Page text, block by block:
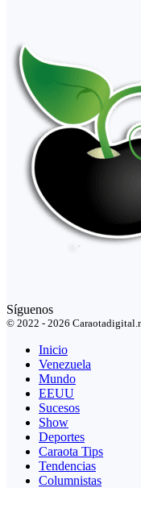
Síguenos
© 2022 - 2026
Inicio
Venezuela
Mundo
EEUU
Sucesos
Show
Deportes
Caraota Tips
Tendencias
Columnistas